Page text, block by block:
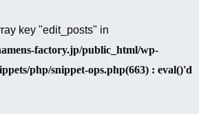
key "edit_posts" in
factory.jp/public_html/wp-
php/snippet-ops.php(663) : eval()'d